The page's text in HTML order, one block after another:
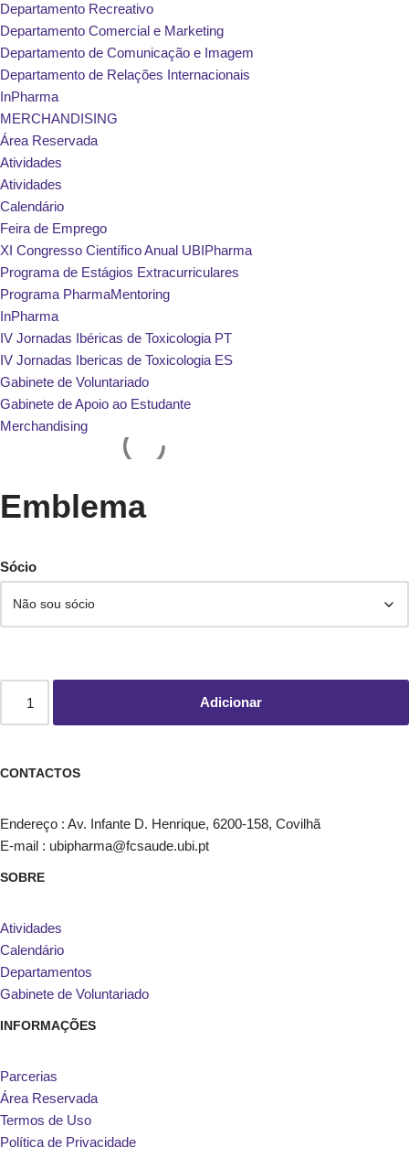
Departamento Recreativo
Departamento Comercial e Marketing
Departamento de Comunicação e Imagem
Departamento de Relações Internacionais
InPharma
MERCHANDISING
Área Reservada
Atividades
Atividades
Calendário
Feira de Emprego
XI Congresso Científico Anual UBIPharma
Programa de Estágios Extracurriculares
Programa PharmaMentoring
InPharma
IV Jornadas Ibéricas de Toxicologia PT
IV Jornadas Ibericas de Toxicologia ES
Gabinete de Voluntariado
Gabinete de Apoio ao Estudante
Merchandising
Emblema
Sócio
Adicionar
CONTACTOS
Endereço : Av. Infante D. Henrique, 6200-158, Covilhã
E-mail : ubipharma@fcsaude.ubi.pt
SOBRE
Atividades
Calendário
Departamentos
Gabinete de Voluntariado
INFORMAÇÕES
Parcerias
Área Reservada
Termos de Uso
Política de Privacidade